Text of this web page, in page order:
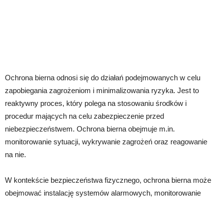
Ochrona bierna odnosi się do działań podejmowanych w celu
zapobiegania zagrożeniom i minimalizowania ryzyka. Jest to
reaktywny proces, który polega na stosowaniu środków i
procedur mających na celu zabezpieczenie przed
niebezpieczeństwem. Ochrona bierna obejmuje m.in.
monitorowanie sytuacji, wykrywanie zagrożeń oraz reagowanie
na nie.
W kontekście bezpieczeństwa fizycznego, ochrona bierna może
obejmować instalację systemów alarmowych, monitorowanie